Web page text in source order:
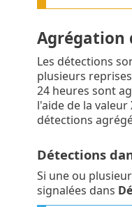
Agrégation
Les détections
plusieurs
24 heures sont
l'aide de la
détections
Détections
Si une ou
signalées dans